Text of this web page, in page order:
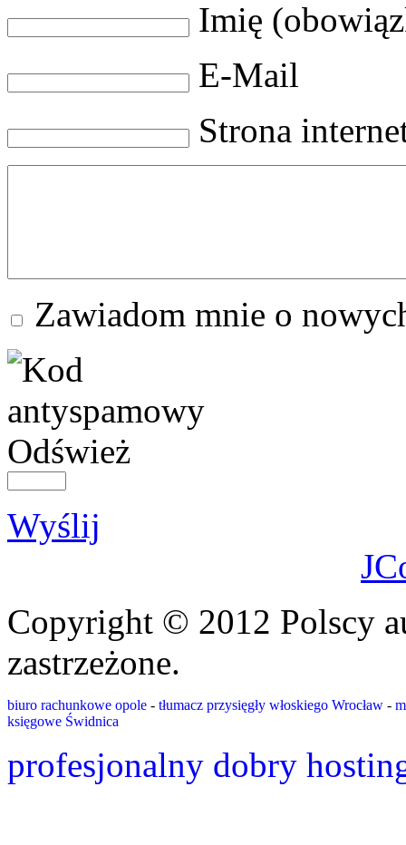
Imię
E-Mail
Strona
Zawiadom mnie o
Odśwież
Wyślij
Copyright © 2012 Polscy
zastrzeżone.
biuro rachunkowe opole - tłumacz przysięgły włoskiego Wrocław -
księgowe Świdnica
profesjonalny dobry